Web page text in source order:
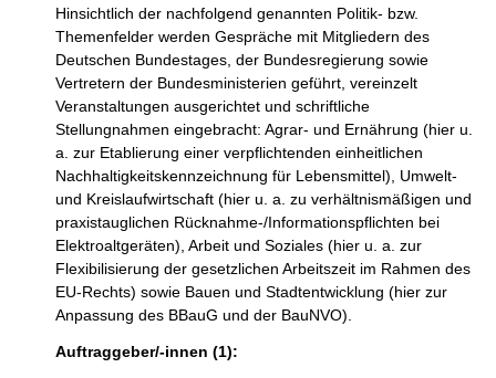
Hinsichtlich der nachfolgend genannten Politik- bzw.
Themenfelder werden Gespräche mit Mitgliedern des
Deutschen Bundestages, der Bundesregierung sowie
Vertretern der Bundesministerien geführt, vereinzelt
Veranstaltungen ausgerichtet und schriftliche
Stellungnahmen eingebracht: Agrar- und Ernährung (hier u.
a. zur Etablierung einer verpflichtenden einheitlichen
Nachhaltigkeitskennzeichnung für Lebensmittel), Umwelt-
und Kreislaufwirtschaft (hier u. a. zu verhältnismäßigen und
praxistauglichen Rücknahme-/Informationspflichten bei
Elektroaltgeräten), Arbeit und Soziales (hier u. a. zur
Flexibilisierung der gesetzlichen Arbeitszeit im Rahmen des
EU-Rechts) sowie Bauen und Stadtentwicklung (hier zur
Anpassung des BBauG und der BauNVO).
Auftraggeber/-innen (1):